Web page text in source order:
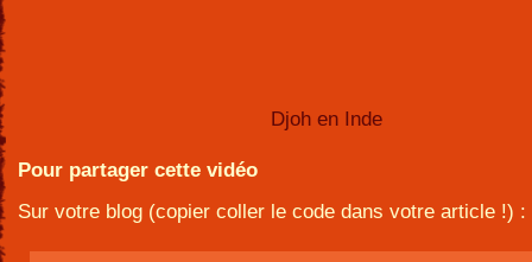
Djoh en Inde
Pour partager cette vidéo
Sur votre blog (copier coller le code dans votre article !) :